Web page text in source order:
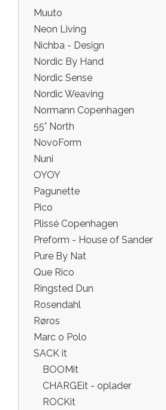
Muuto
Neon Living
Nichba - Design
Nordic By Hand
Nordic Sense
Nordic Weaving
Normann Copenhagen
55° North
NovoForm
Nuni
OYOY
Pagunette
Pico
Plissé Copenhagen
Preform - House of Sander
Pure By Nat
Que Rico
Ringsted Dun
Rosendahl
Røros
Marc o Polo
SACK it
BOOMit
CHARGEit - oplader
ROCKit